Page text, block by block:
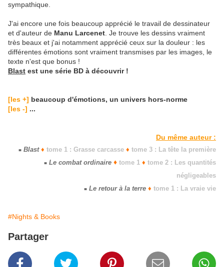
sympathique.
J'ai encore une fois beaucoup apprécié le travail de dessinateur
et d'auteur de Manu Larcenet . Je trouve les dessins vraiment
très beaux et j'ai notamment apprécié ceux sur la douleur : les
différentes émotions sont vraiment transmises par les images, le
texte n'est que bonus !
Blast est une série BD à découvrir !
[les +] beaucoup d'émotions, un univers hors-norme
[les -] ...
Du même auteur :
■ Blast ♦ tome 1 : Grasse carcasse ♦ tome 3 : La tête la première
■ Le combat ordinaire ♦ tome 1 ♦ tome 2 : Les quantités
négligeables
■ Le retour à la terre ♦ tome 1 : La vraie vie
#Nights & Books
Partager